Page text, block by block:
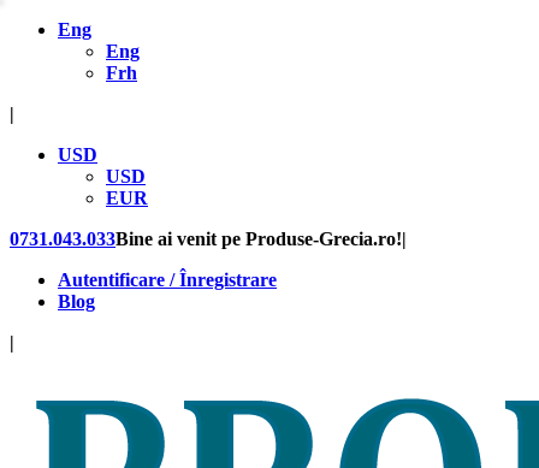
Eng
Eng
Frh
|
USD
USD
EUR
0731.043.033Bine ai venit pe Produse-Grecia.ro!|
Autentificare / Înregistrare
Blog
|